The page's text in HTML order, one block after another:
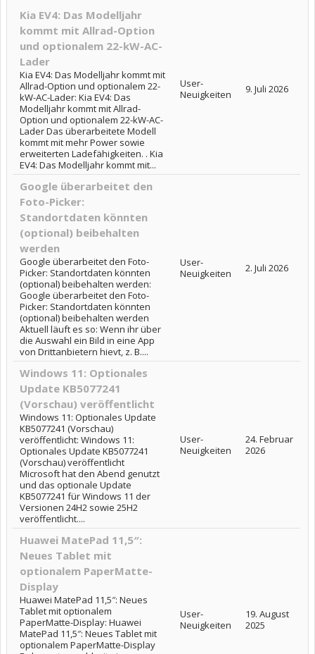
Kia EV4: Das Modelljahr
kommt mit Allrad-Option
und optionalem 22-kW-AC-
Lader
Kia EV4: Das Modelljahr kommt mit
Allrad-Option und optionalem 22-
kW-AC-Lader: Kia EV4: Das
Modelljahr kommt mit Allrad-
Option und optionalem 22-kW-AC-
Lader Das überarbeitete Modell
kommt mit mehr Power sowie
erweiterten Ladefähigkeiten. . Kia
EV4: Das Modelljahr kommt mit...
User-
Neuigkeiten
9. Juli 2026
Google überarbeitet den
Foto-Picker:
Standortdaten könnten
(optional) beibehalten
werden
Google überarbeitet den Foto-
Picker: Standortdaten könnten
(optional) beibehalten werden:
Google überarbeitet den Foto-
Picker: Standortdaten könnten
(optional) beibehalten werden
Aktuell läuft es so: Wenn ihr über
die Auswahl ein Bild in eine App
von Drittanbietern hievt, z. B....
User-
Neuigkeiten
2. Juli 2026
Windows 11: Optionales
Update KB5077241
(Vorschau) veröffentlicht
Windows 11: Optionales Update
KB5077241 (Vorschau)
veröffentlicht: Windows 11:
Optionales Update KB5077241
(Vorschau) veröffentlicht
Microsoft hat den Abend genutzt
und das optionale Update
KB5077241 für Windows 11 der
Versionen 24H2 sowie 25H2
veröffentlicht....
User-
Neuigkeiten
24. Februar
2026
Huawei MatePad 11,5″:
Neues Tablet mit
optionalem PaperMatte-
Display
Huawei MatePad 11,5″: Neues
Tablet mit optionalem
PaperMatte-Display: Huawei
MatePad 11,5″: Neues Tablet mit
optionalem PaperMatte-Display
User-
Neuigkeiten
19. August
2025